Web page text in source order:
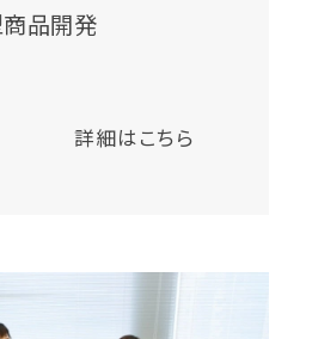
品開発
詳細はこちら